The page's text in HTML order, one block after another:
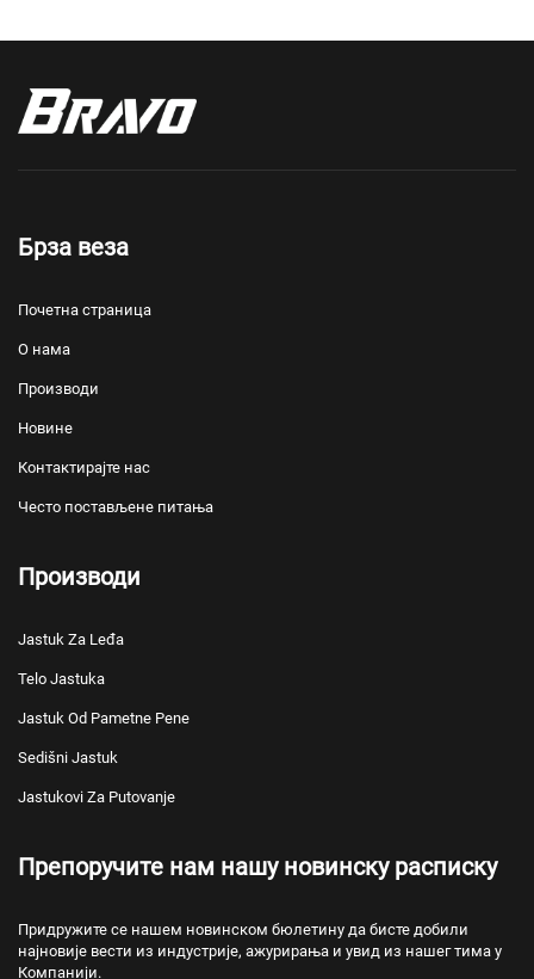
Брза веза
Почетна страница
О нама
Производи
Новине
Контактирајте нас
Често постављене питања
Производи
Jastuk Za Leđa
Telo Jastuka
Jastuk Od Pametne Pene
Sedišni Jastuk
Jastukovi Za Putovanje
Препоручите нам нашу новинску расписку
Придружите се нашем новинском бюлетину да бисте добили
најновије вести из индустрије, ажурирања и увид из нашег тима у
Компанији.